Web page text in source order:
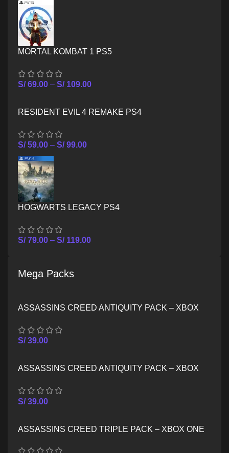
MORTAL KOMBAT 1 PS5
S/69.00 – S/109.00
RESIDENT EVIL 4 REMAKE PS4
S/59.00 – S/99.00
HOGWARTS LEGACY PS4
S/79.00 – S/119.00
Mega Packs
ASSASSINS CREED ANTIQUITY PACK – XBOX
S/39.00
ASSASSINS CREED ANTIQUITY PACK – XBOX
S/39.00
ASSASSINS CREED TRIPLE PACK – XBOX ONE